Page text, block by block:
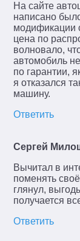
На сайте
написано
модификации
цена по
волновало,
автомобиль
по гарантии,
я отказался
машину.
Ответить
Сергей
Вычитал в
поменять
глянул,
получается
Ответить